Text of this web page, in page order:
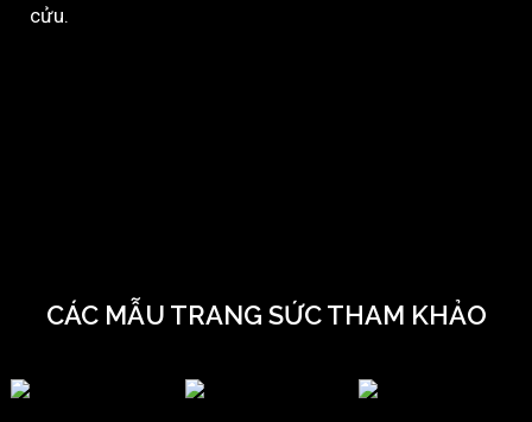
cửu.
CÁC MẪU TRANG SỨC THAM KHẢO